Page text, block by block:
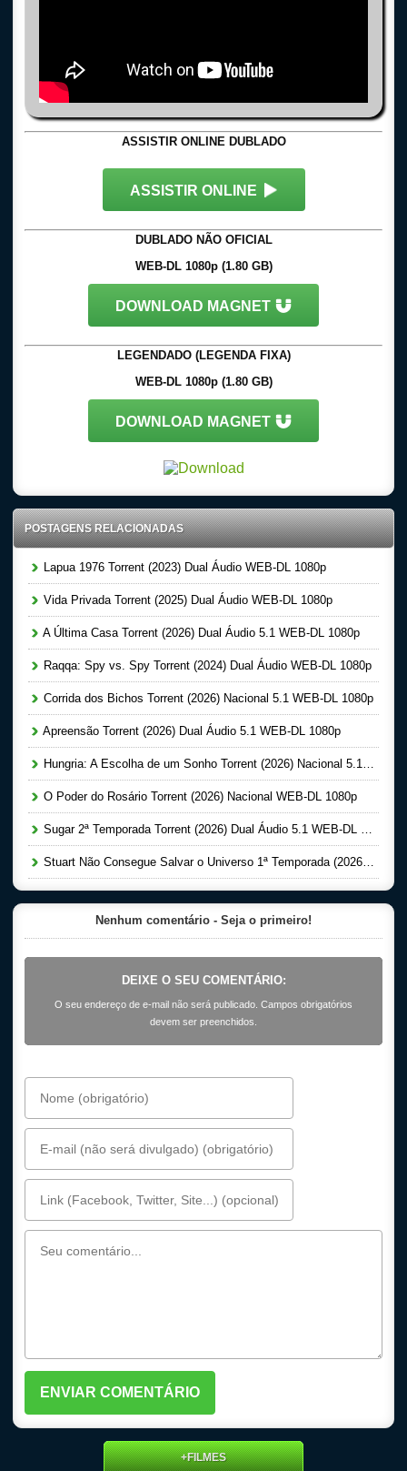
ASSISTIR ONLINE DUBLADO
ASSISTIR ONLINE
DUBLADO NÃO OFICIAL
WEB-DL 1080p (1.80 GB)
DOWNLOAD MAGNET
LEGENDADO (LEGENDA FIXA)
WEB-DL 1080p (1.80 GB)
DOWNLOAD MAGNET
POSTAGENS RELACIONADAS
Lapua 1976 Torrent (2023) Dual Áudio WEB-DL 1080p
Vida Privada Torrent (2025) Dual Áudio WEB-DL 1080p
A Última Casa Torrent (2026) Dual Áudio 5.1 WEB-DL 1080p
Raqqa: Spy vs. Spy Torrent (2024) Dual Áudio WEB-DL 1080p
Corrida dos Bichos Torrent (2026) Nacional 5.1 WEB-DL 1080p
Apreensão Torrent (2026) Dual Áudio 5.1 WEB-DL 1080p
Hungria: A Escolha de um Sonho Torrent (2026) Nacional 5.1 WEB-DL 1080p
O Poder do Rosário Torrent (2026) Nacional WEB-DL 1080p
Sugar 2ª Temporada Torrent (2026) Dual Áudio 5.1 WEB-DL 1080p
Stuart Não Consegue Salvar o Universo 1ª Temporada (2026) Dual Áudio 5.1 WEB-DL 1080p
Nenhum comentário - Seja o primeiro!
DEIXE O SEU COMENTÁRIO:
O seu endereço de e-mail não será publicado. Campos obrigatórios
devem ser preenchidos.
+FILMES